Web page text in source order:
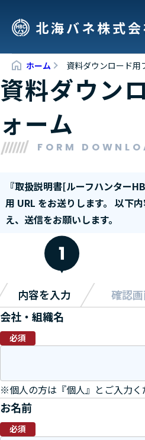
北海バネ株式会
ホーム 資料ダウンロード用
資料ダウン
ォーム
FORM
『取扱説明書[ルーフハンター
用 URL をお送りします。 以下
え、送信をお願いします。
内容を入力 確認
会社・組織名
必須
※個人の方は『個人』とご入力く
お名前
必須